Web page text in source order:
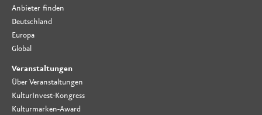
Anbieter finden
Deutschland
Europa
Global
Veranstaltungen
Über Veranstaltungen
KulturInvest-Kongress
Kulturmarken-Award